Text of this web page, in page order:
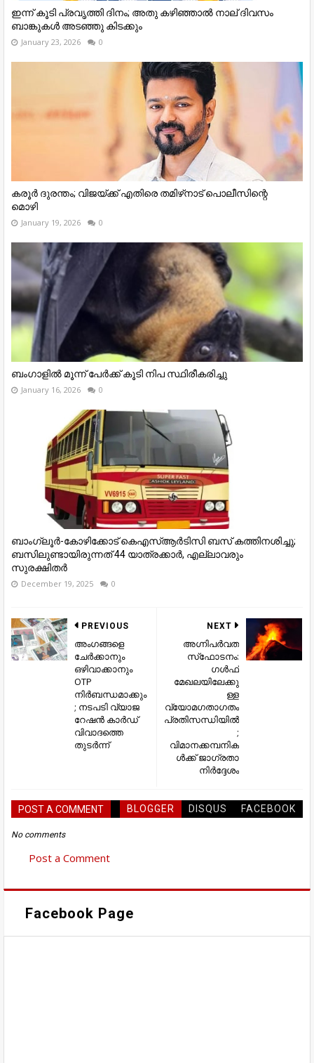
ഇന്ന് കൂടി പ്രവൃത്തി ദിനം; അതു കഴിഞ്ഞാല്‍ നാല് ദിവസം
ബാങ്കുകള്‍ അടഞ്ഞു കിടക്കും
January 23, 2026 0
കരൂര്‍ ദുരന്തം; വിജയ്ക്ക് എതിരെ തമിഴ്‌നാട് പൊലീസിന്റെ
മൊഴി
January 19, 2026 0
ബംഗാളില്‍ മൂന്ന് പേര്‍ക്ക് കൂടി നിപ സ്ഥിരീകരിച്ചു
January 16, 2026 0
ബാംഗ്ലൂർ-കോഴിക്കോട് കെഎസ്ആർടിസി ബസ് കത്തിനശിച്ചു;
ബസിലുണ്ടായിരുന്നത് 44 യാത്രക്കാർ, എല്ലാവരും
സുരക്ഷിതർ
December 19, 2025 0
NEXT
അഗ്നിപർവത
സ്‌ഫോടനം:
ഗൾഫ്
മേഖലയിലേക്കു
ള്ള
വ്യോമഗതാഗതം
പ്രതിസന്ധിയിൽ
;
വിമാനക്കമ്പനിക
ൾക്ക് ജാഗ്രതാ
നിർദ്ദേശം
PREVIOUS
അംഗങ്ങളെ
ചേർക്കാനും
ഒഴിവാക്കാനും
OTP
നിർബന്ധമാക്കും
; നടപടി വ്യാജ
റേഷൻ കാർഡ്
വിവാദത്തെ
തുടർന്ന്
POST A COMMENT BLOGGER DISQUS FACEBOOK
No comments
Post a Comment
Facebook Page